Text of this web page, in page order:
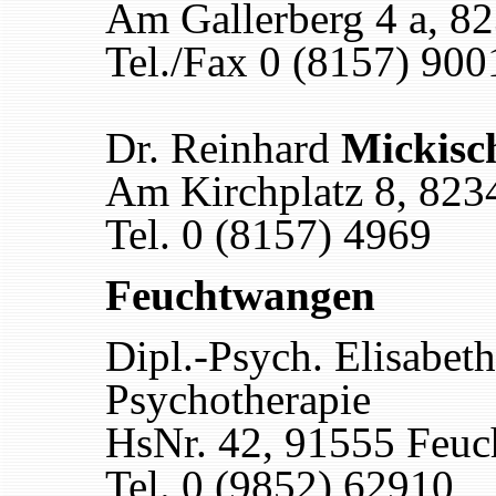
Am Gallerberg 4 a,
Tel./Fax 0 (8157)
Dr. Reinhard
Am Kirchplatz 8,
Tel. 0 (8157) 4969
Feuchtwangen
Dipl.-Psych.
Psychotherapie
HsNr. 42, 91555
Tel. 0 (9852) 62910